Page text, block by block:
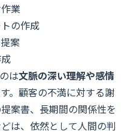
業
の作成
案
は文脈の深い理解や感情
。顧客の不満に対する謝
案書、長期間の関係性を
は、依然として人間の判